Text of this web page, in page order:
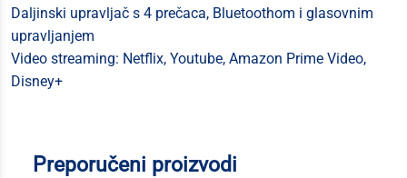
Daljinski upravljač s 4 prečaca, Bluetoothom i glasovnim
upravljanjem
Video streaming: Netflix, Youtube, Amazon Prime Video,
Disney+
Preporučeni proizvodi